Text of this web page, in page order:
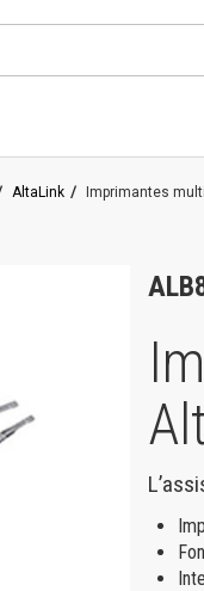
AltaLink Imprimantes